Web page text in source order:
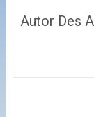
Autor Des